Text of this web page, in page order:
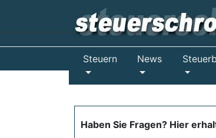
Steuern News
Haben Sie Fragen? Hier